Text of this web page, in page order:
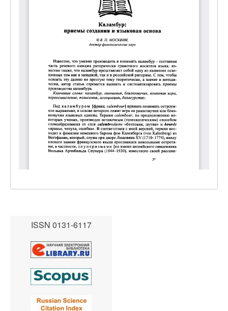
ISSN 0131-6117